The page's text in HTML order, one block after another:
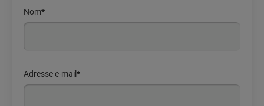
*
Nom
*
Adresse e-mail